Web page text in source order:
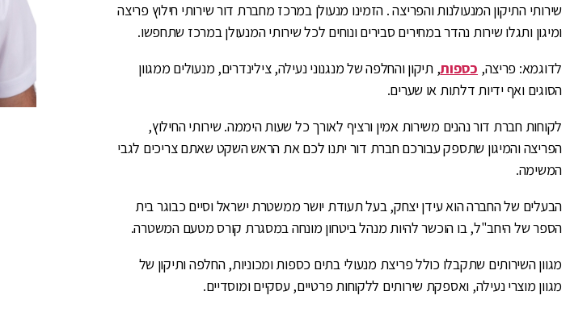
שירותי התיקון המנעולנות והפריצה . הזמינו מנעולן במרכז מחברת דור שירותי חילוץ פריצה
ומיגון ותגלו שירות נהדר במחירים סבירים ונוחים לכל שירותי המנעולן במרכז שתחפשו.
לדוגמא: פריצה, כספות, תיקון והחלפה של מנגנוני נעילה, צילינדרים, מנעולים ממגוון
הסוגים ואף ידיות דלתות או שערים.
לקוחות חברת דור נהנים משירות אמין ורציף לאורך כל שעות היממה. שירותי החילוץ,
הפריצה והמיגון שתספק עבורכם חברת דור יתנו לכם את הראש השקט שאתם צריכים לגבי
המשימה.
הבעלים של החברה הוא עידן יצחק, בעל תעודת יושר ממשטרת ישראל וסיים כבוגר בית
הספר של היחב"ל, בו הוכשר להיות מנהל ביטחון מונחה במסגרת קורס מטעם המשטרה.
מגוון השירותים שתקבלו כולל פריצת מנעולי בתים כספות ומכוניות, החלפה ותיקון של
מגוון מוצרי נעילה, ואספקת שירותים ללקוחות פרטיים, עסקיים ומוסדיים.